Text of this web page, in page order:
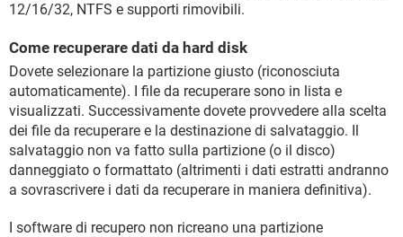
12/16/32, NTFS e supporti rimovibili.
Come recuperare dati da hard disk
Dovete selezionare la partizione giusto (riconosciuta
automaticamente). I file da recuperare sono in lista e
visualizzati. Successivamente dovete provvedere alla scelta
dei file da recuperare e la destinazione di salvataggio. Il
salvataggio non va fatto sulla partizione (o il disco)
danneggiato o formattato (altrimenti i dati estratti andranno
a sovrascrivere i dati da recuperare in maniera definitiva).
I software di recupero non ricreano una partizione